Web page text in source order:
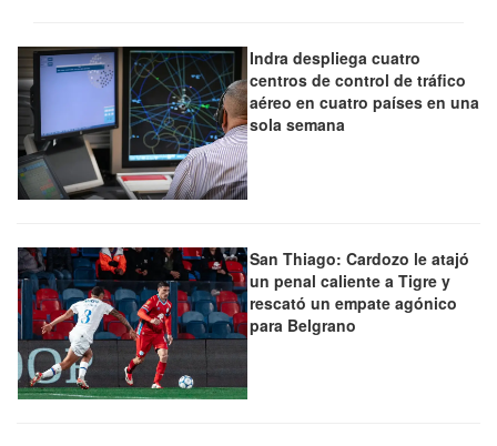
Indra despliega cuatro
centros de control de tráfico
aéreo en cuatro países en una
sola semana
San Thiago: Cardozo le atajó
un penal caliente a Tigre y
rescató un empate agónico
para Belgrano